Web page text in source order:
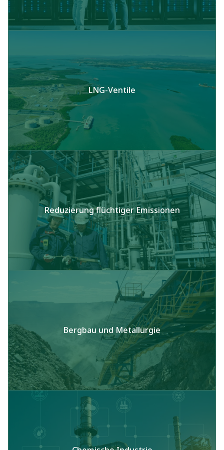
LNG-Ventile
Reduzierung flüchtiger Emissionen
Bergbau und Metallurgie